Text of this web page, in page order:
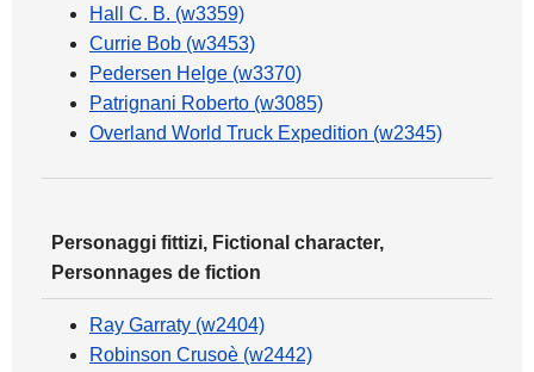
Hall C. B. (w3359)
Currie Bob (w3453)
Pedersen Helge (w3370)
Patrignani Roberto (w3085)
Overland World Truck Expedition (w2345)
Personaggi fittizi, Fictional character,
Personnages de fiction
Ray Garraty (w2404)
Robinson Crusoè (w2442)